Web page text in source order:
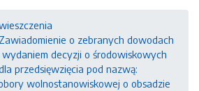
o zebranych dowodach
decyzji o środowiskowych
przedsięwzięcia pod nazwą:
wolnostanowiskowej o obsadzie